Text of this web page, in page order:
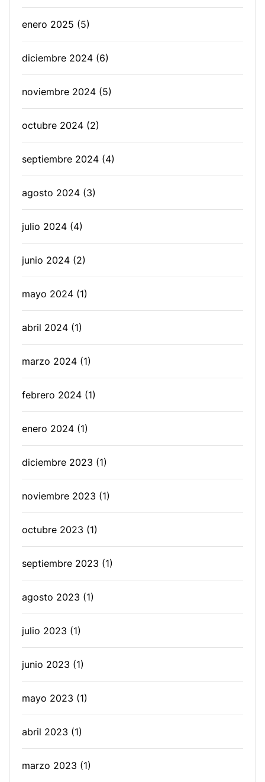
enero 2025 (5)
diciembre 2024 (6)
noviembre 2024 (5)
octubre 2024 (2)
septiembre 2024 (4)
agosto 2024 (3)
julio 2024 (4)
junio 2024 (2)
mayo 2024 (1)
abril 2024 (1)
marzo 2024 (1)
febrero 2024 (1)
enero 2024 (1)
diciembre 2023 (1)
noviembre 2023 (1)
octubre 2023 (1)
septiembre 2023 (1)
agosto 2023 (1)
julio 2023 (1)
junio 2023 (1)
mayo 2023 (1)
abril 2023 (1)
marzo 2023 (1)